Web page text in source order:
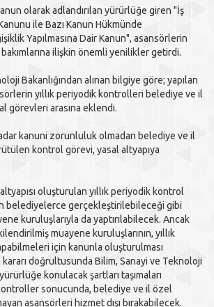
olarak adlandırılan yürürlüğe giren "İş
ile Bazı Kanun Hükmünde
Yapılmasına Dair Kanun", asansörlerin
bakımlarına ilişkin önemli yenilikler getirdi.
Bakanlığından alınan bilgiye göre; yapılan
yıllık periyodik kontrolleri belediye ve il
görevleri arasına eklendi.
kanuni zorunluluk olmadan belediye ve il
kontrol görevi, yasal altyapıya
oluşturulan yıllık periyodik kontrol
belediyelerce gerçekleştirilebileceği gibi
kuruluşlarıyla da yaptırılabilecek. Ancak
muayene kuruluşlarının, yıllık
için kanunla oluşturulması
doğrultusunda Bilim, Sanayi ve Teknoloji
konulacak şartları taşımaları
sonucunda, belediye ve il özel
asansörleri hizmet dışı bırakabilecek.